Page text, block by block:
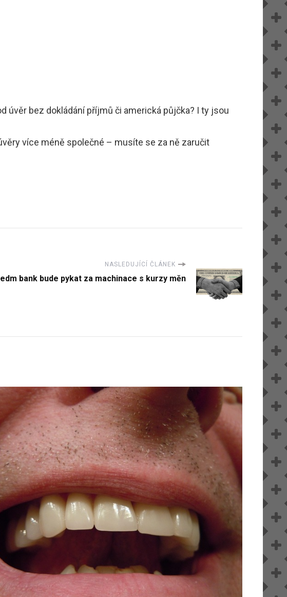
úvěr bez dokládání příjmů či americká půjčka? I ty jsou
více méně společné – musíte se za ně zaručit
NASLEDUJÍCÍ ČLÁNEK
bank bude pykat za machinace s kurzy měn